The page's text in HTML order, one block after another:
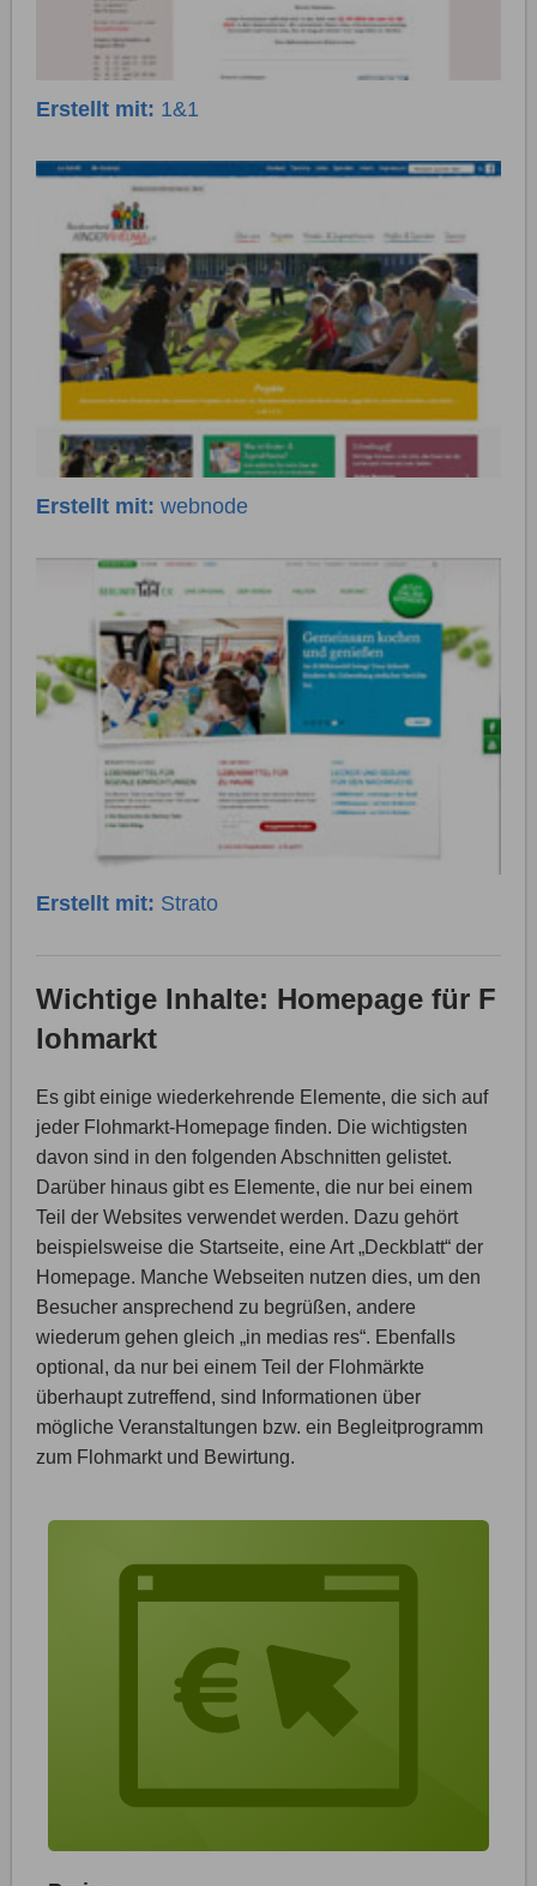
Erstellt mit: 1&1
Erstellt mit: webnode
Erstellt mit: Strato
Wichtige Inhalte: Homepage für F
lohmarkt
Es gibt einige wiederkehrende Elemente, die sich auf
jeder Flohmarkt-Homepage finden. Die wichtigsten
davon sind in den folgenden Abschnitten gelistet.
Darüber hinaus gibt es Elemente, die nur bei einem
Teil der Websites verwendet werden. Dazu gehört
beispielsweise die Startseite, eine Art „Deckblatt“ der
Homepage. Manche Webseiten nutzen dies, um den
Besucher ansprechend zu begrüßen, andere
wiederum gehen gleich „in medias res“. Ebenfalls
optional, da nur bei einem Teil der Flohmärkte
überhaupt zutreffend, sind Informationen über
mögliche Veranstaltungen bzw. ein Begleitprogramm
zum Flohmarkt und Bewirtung.